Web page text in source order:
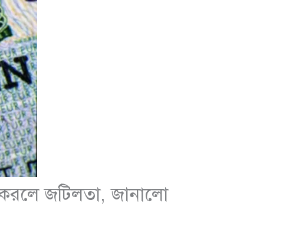
করলে জটিলতা, জানালো